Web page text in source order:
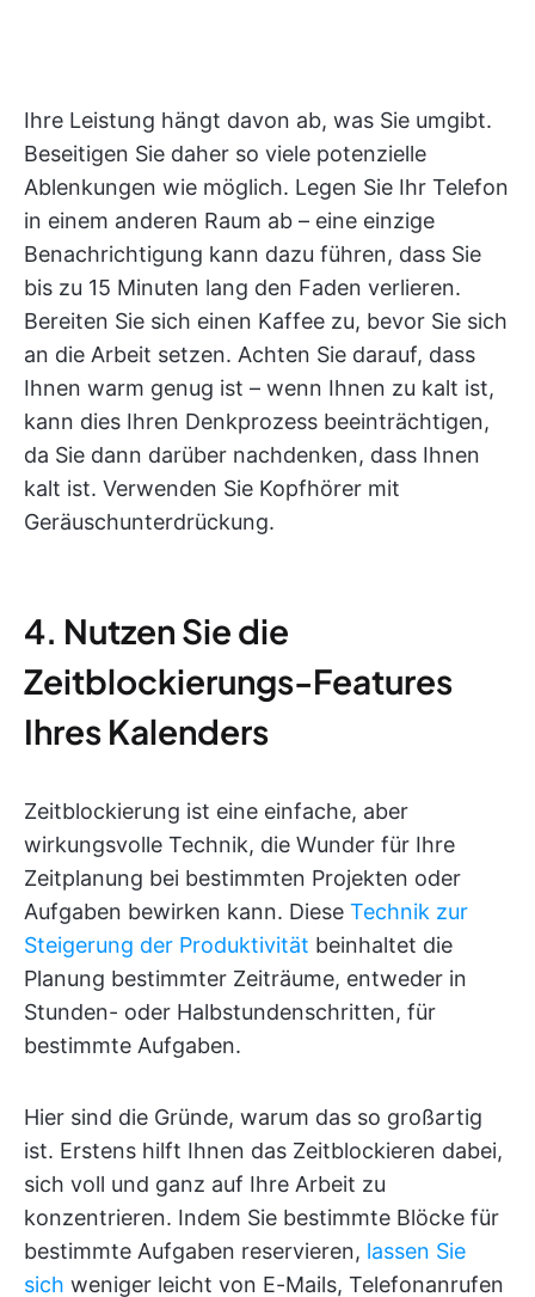
Ihre Leistung hängt davon ab, was Sie umgibt.
Beseitigen Sie daher so viele potenzielle
Ablenkungen wie möglich. Legen Sie Ihr Telefon
in einem anderen Raum ab – eine einzige
Benachrichtigung kann dazu führen, dass Sie
bis zu 15 Minuten lang den Faden verlieren.
Bereiten Sie sich einen Kaffee zu, bevor Sie sich
an die Arbeit setzen. Achten Sie darauf, dass
Ihnen warm genug ist – wenn Ihnen zu kalt ist,
kann dies Ihren Denkprozess beeinträchtigen,
da Sie dann darüber nachdenken, dass Ihnen
kalt ist. Verwenden Sie Kopfhörer mit
Geräuschunterdrückung.
4. Nutzen Sie die
Zeitblockierungs-Features
Ihres Kalenders
Zeitblockierung ist eine einfache, aber
wirkungsvolle Technik, die Wunder für Ihre
Zeitplanung bei bestimmten Projekten oder
Aufgaben bewirken kann. Diese Technik zur
Steigerung der Produktivität beinhaltet die
Planung bestimmter Zeiträume, entweder in
Stunden- oder Halbstundenschritten, für
bestimmte Aufgaben.
Hier sind die Gründe, warum das so großartig
ist. Erstens hilft Ihnen das Zeitblockieren dabei,
sich voll und ganz auf Ihre Arbeit zu
konzentrieren. Indem Sie bestimmte Blöcke für
bestimmte Aufgaben reservieren, lassen Sie
sich weniger leicht von E-Mails, Telefonanrufen